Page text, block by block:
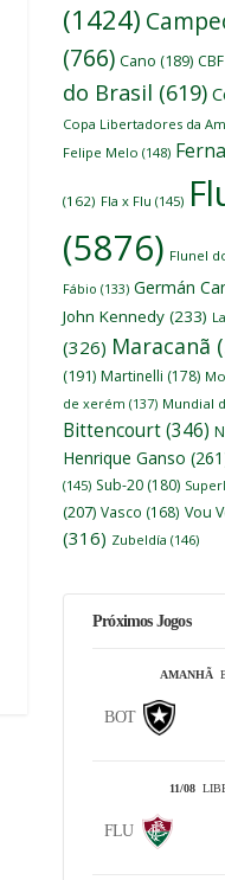
(1424)
(766) Cano (189) CBF
do Brasil (619)
Copa Libertadores da
Felipe Melo (148)
(162) Fla x Flu (145)
(5876) Flunel
Fábio (133) Germán
John Kennedy (233)
(326) Maracanã
(191) Martinelli (178)
de xerém (137) Mundial
Bittencourt(346)
Henrique Ganso
(145) Sub-20 (180)
(207) Vasco (168) Vou
(316) Zubeldía (146)
Próximos Jogos
AMANHÃ
BOT
11/08
FLU